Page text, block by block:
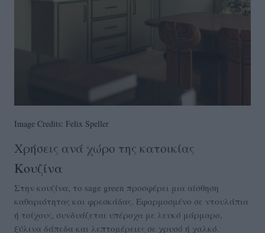
Image Credits: Felix Speller
Χρήσεις ανά χώρο της κατοικίας
Κουζίνα
Στην κουζίνα, το sage green προσφέρει μια αίσθηση
καθαριότητας και φρεσκάδας. Εφαρμοσμένο σε ντουλάπια
ή τοίχους, συνδυάζεται υπέροχα με λευκό μάρμαρο,
ξύλινα δάπεδα και λεπτομέρειες σε χρυσό ή χαλκό.